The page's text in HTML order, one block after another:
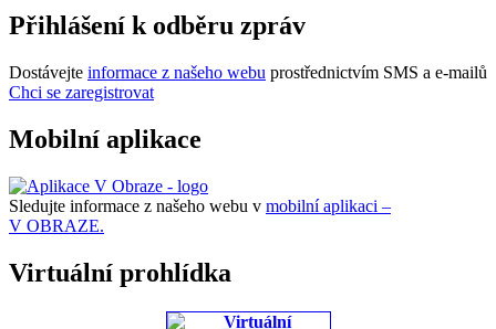
Přihlášení k odběru zpráv
Dostávejte informace z našeho webu prostřednictvím SMS a e-mailů
Chci se zaregistrovat
Mobilní aplikace
Sledujte informace z našeho webu v mobilní aplikaci –
V OBRAZE.
Virtuální prohlídka